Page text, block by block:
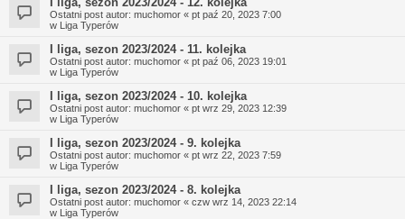
Ostatni post autor: muchomor « pt paź 20, 2023 7:00
w Liga Typerów
I liga, sezon 2023/2024 - 11. kolejka
Ostatni post autor: muchomor « pt paź 06, 2023 19:01
w Liga Typerów
I liga, sezon 2023/2024 - 10. kolejka
Ostatni post autor: muchomor « pt wrz 29, 2023 12:39
w Liga Typerów
I liga, sezon 2023/2024 - 9. kolejka
Ostatni post autor: muchomor « pt wrz 22, 2023 7:59
w Liga Typerów
I liga, sezon 2023/2024 - 8. kolejka
Ostatni post autor: muchomor « czw wrz 14, 2023 22:14
w Liga Typerów